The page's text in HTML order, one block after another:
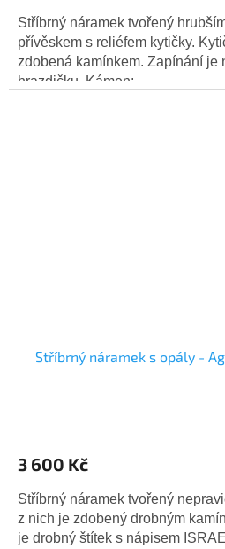
Stříbrný náramek tvořený
přívěskem s reliéfem kytičky.
zdobená kamínkem. Zapínání je
hrazdičku. Kámen:...
Stříbrný náramek s opály -
3 600 Kč
Stříbrný náramek tvořený
z nich je zdobený drobným
je drobný štítek s nápisem